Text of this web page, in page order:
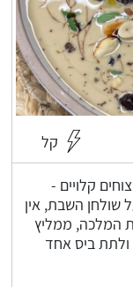
קל
קלויים -
שולחן השבת, אין
המלכה, ממליץ
ביס אחד